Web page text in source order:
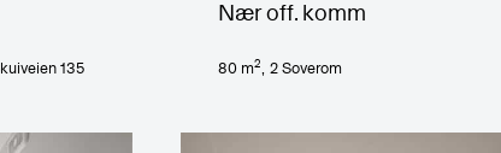
135
Nær off. komm
80m2 2Soverom